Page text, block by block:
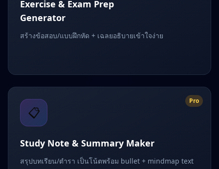
Exercise & Exam Prep
Generator
สร้างข้อสอบ/แบบฝึกหัด + เฉลยอธิบายเข้าใจง่าย
Pro
📋
Study Note & Summary Maker
สรุปบทเรียน/ตำรา เป็นโน้ตพร้อม bullet + mindmap text